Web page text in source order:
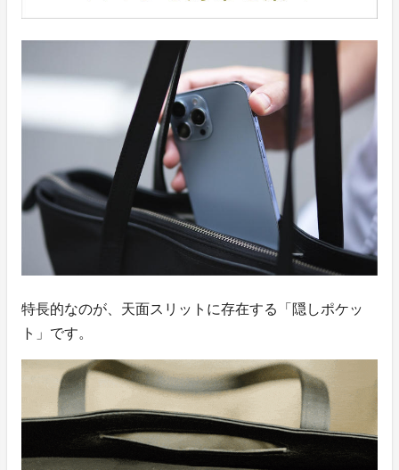
特長的なのが、天面スリットに存在する「隠しポケッ
ト」です。